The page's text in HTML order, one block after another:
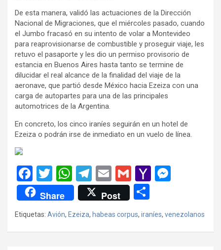
De esta manera, validó las actuaciones de la Dirección
Nacional de Migraciones, que el miércoles pasado, cuando
el Jumbo fracasó en su intento de volar a Montevideo
para reaprovisionarse de combustible y proseguir viaje, les
retuvo el pasaporte y les dio un permiso provisorio de
estancia en Buenos Aires hasta tanto se termine de
dilucidar el real alcance de la finalidad del viaje de la
aeronave, que partió desde México hacia Ezeiza con una
carga de autopartes para una de las principales
automotrices de la Argentina.
En concreto, los cinco iraníes seguirán en un hotel de
Ezeiza o podrán irse de inmediato en un vuelo de línea.
F
a
ce
b
o
T
wi
tt
er
W
h
at
s
A
T
el
e
gr
a
E
m
ail
G
m
ail
Y
o
o
n
g
Share Post
o
m
Etiquetas: Avión, Ezeiza, habeas corpus, iraníes, venezolanos